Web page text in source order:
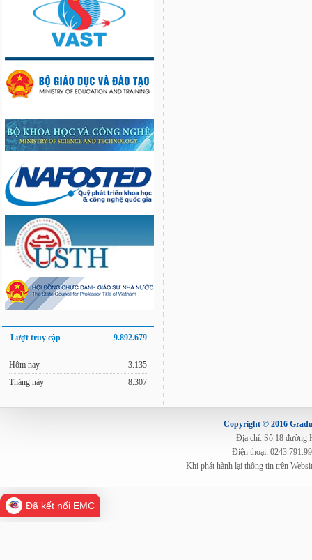
Lượt truy cập 9.892.679
Hôm nay
Tháng này
3.135
8.307
Copyright © 2016
Địa chỉ: Số 18 đường
Điện thoại:
Khi phát hành lại thông tin trên
Đã kết nối EMC